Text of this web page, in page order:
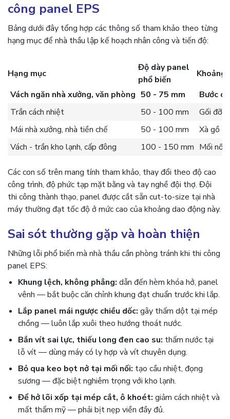
công panel EPS
Bảng dưới đây tổng hợp các thông số tham khảo theo từng
hạng mục để nhà thầu lập kế hoạch nhân công và tiến độ:
Hạng mục
Độ dày panel
phổ biến
Khoảng
Vách ngăn nhà xưởng, văn phòng 50 - 75 mm
Bước
Trần cách nhiệt
50 - 100 mm
Gối đỡ
Mái nhà xưởng, nhà tiền chế
50 - 100 mm
Xà gồ
Vách - trần kho lạnh, cấp đông
100 - 150 mm Mối nối
Các con số trên mang tính tham khảo, thay đổi theo độ cao
công trình, độ phức tạp mặt bằng và tay nghề đội thợ. Đội
thi công thành thạo, panel được cắt sẵn cut-to-size tại nhà
máy thường đạt tốc độ ở mức cao của khoảng dao động này.
Sai sót thường gặp và hoàn thiện
Những lỗi phổ biến mà nhà thầu cần phòng tránh khi thi công
panel EPS:
Khung lệch, không phẳng: dẫn đến hèm khóa hở, panel
vênh — bắt buộc căn chỉnh khung đạt chuẩn trước khi lắp.
Lắp panel mái ngược chiều dốc: gây thấm dột tại mép
chồng — luôn lắp xuôi theo hướng thoát nước.
Bắn vít sai lực, thiếu long đen cao su: thấm nước tại
lỗ vít — dùng máy có ly hợp và vít chuyên dụng.
Bỏ qua keo bọt nở tại mối nối: tạo cầu nhiệt, đọng
sương — đặc biệt nghiêm trọng với kho lạnh.
Để hở lõi xốp tại mép cắt, ô khoét: giảm cách nhiệt và
mất thẩm mỹ — phải bịt nẹp viền đầy đủ.